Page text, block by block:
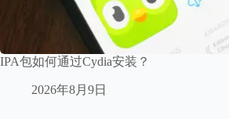
IPA包如何通过Cydia安装？
2026年8月9日